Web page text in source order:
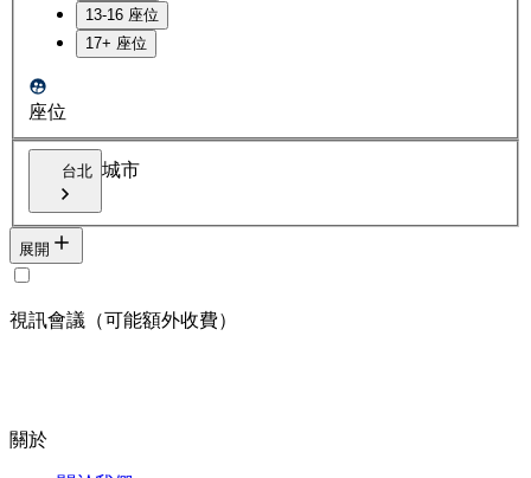
13-16 座位
17+ 座位
座位
台北 城市
展開
視訊會議（可能額外收費）
關於